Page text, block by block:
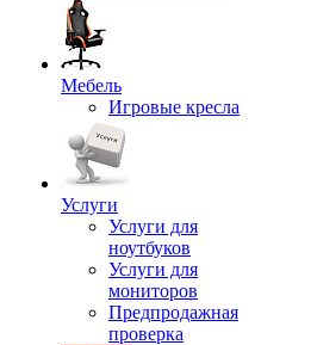
Мебель
Игровые кресла
Услуги
Услуги для
ноутбуков
Услуги для
мониторов
Предпродажная
проверка